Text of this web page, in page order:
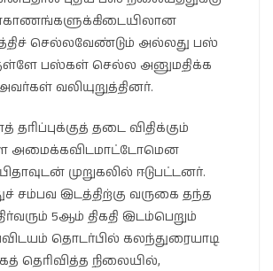
செல்லவேண்டும் அல்லது பஸ்
பஸ்கள் செல்ல அனுமதிக்க
வலியுறுத்தினர்.
தடை விதிக்கும்
அமைக்கவிடமாட்டோமென
முறுகலில் ஈடுபட்டனர்.
சம்பவ இடத்திற்கு வருகை தந்த
5ஆம் திகதி இடம்பெறும்
தொடர்பில் கலந்துரையாடி
தெரிவித்த நிலையில்,